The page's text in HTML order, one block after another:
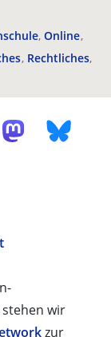
Online
Rechtliches
wir
zur